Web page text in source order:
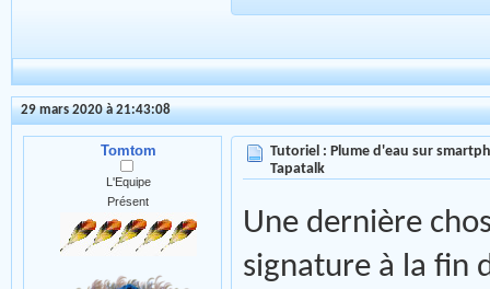
29 mars 2020 à 21:43:08
Tomtom
L'Equipe
Présent
Tutoriel : Plume d'eau sur
Tapatalk
Une dernière
signature à la fin